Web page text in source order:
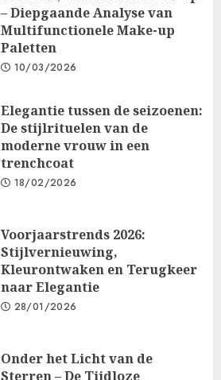
– Diepgaande Analyse van
Multifunctionele Make-up
Paletten
10/03/2026
Elegantie tussen de seizoenen:
De stijlrituelen van de
moderne vrouw in een
trenchcoat
18/02/2026
Voorjaarstrends 2026:
Stijlvernieuwing,
Kleurontwaken en Terugkeer
naar Elegantie
28/01/2026
Onder het Licht van de
Sterren – De Tijdloze